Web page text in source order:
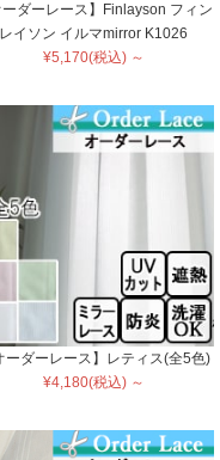
ーダーレース】Finlayson フィン
レイソン イルマmirror K1026
¥5,170(税込) ～
ーダーレース】レティス(全5色)
¥4,180(税込) ～